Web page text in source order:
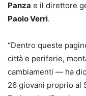
Panza e il direttore
Paolo Verri.
“Dentro queste
città e periferie,
cambiamenti — ha
26 giovani proprio al